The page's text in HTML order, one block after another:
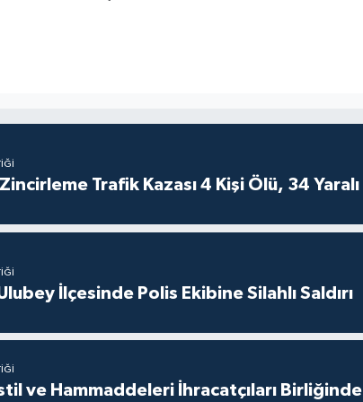
Trafik Kazası 4 Kişi Ölü, 34 Yaralı
İlçesinde Polis Ekibine Silahlı Saldırı
ve Hammaddeleri İhracatçıları Birliğinde